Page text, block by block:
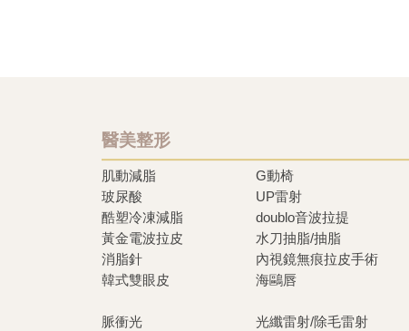
醫美整形
肌動減脂 G動椅
玻尿酸
UP雷射
酷塑冷凍減脂
doublo音波拉提
黃金電波拉皮
水刀抽脂/抽脂
消脂針
內視鏡無痕拉皮手術
韓式雙眼皮
海鷗唇
脈衝光
光纖雷射/除毛雷射